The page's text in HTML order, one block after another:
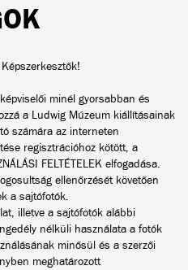
minél gyorsabban és
a Ludwig Múzeum kiállításainak
számára az interneten
regisztrációhoz kötött, a
FELTÉTELEK elfogadása.
ellenőrzését követően
a sajtófotók.
illetve a sajtófotók alábbi
nélküli használata a fotók
minősül és a szerzői
meghatározott